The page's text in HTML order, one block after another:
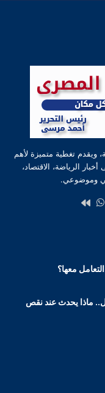
ويقدم تغطية متميزة لأهم
أخبار الرياضة، الاقتصاد،
وموضوعي.
‫TikTokواتساب
معها؟
ماذا يحدث عند نقص